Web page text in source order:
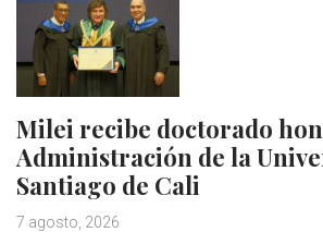
Milei recibe doctorado
Administración de la
Santiago de Cali
7 agosto, 2026